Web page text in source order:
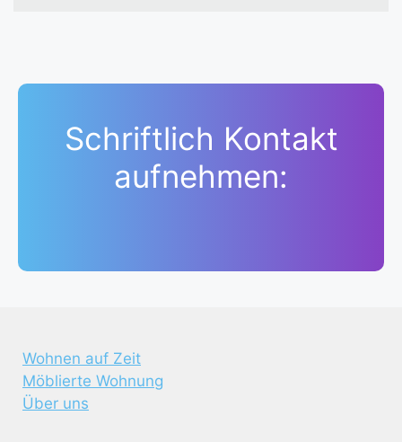
Schriftlich Kontakt
aufnehmen:
Wohnen auf Zeit
Möblierte Wohnung
Über uns